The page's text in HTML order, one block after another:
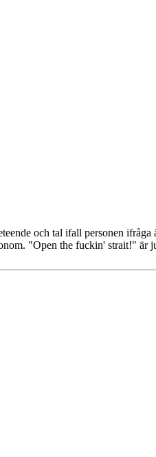
och tal ifall personen
"Open the fuckin' strait!" är ju